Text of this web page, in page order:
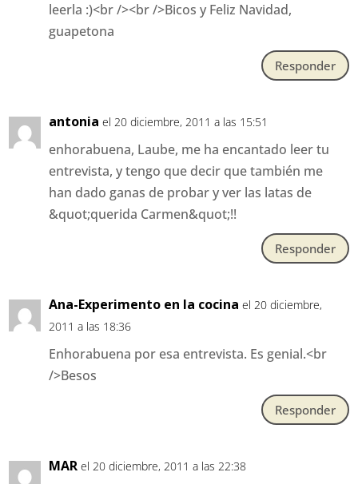
leerla :)<br /><br />Bicos y Feliz Navidad,
guapetona
Responder
antonia el 20 diciembre, 2011 a las 15:51
enhorabuena, Laube, me ha encantado leer tu
entrevista, y tengo que decir que también me
han dado ganas de probar y ver las latas de
&quot;querida Carmen&quot;!!
Responder
Ana-Experimento en la cocina el 20 diciembre,
2011 a las 18:36
Enhorabuena por esa entrevista. Es genial.<br
/>Besos
Responder
MAR el 20 diciembre, 2011 a las 22:38